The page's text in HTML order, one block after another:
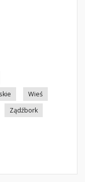
Wieś
Ządźbork